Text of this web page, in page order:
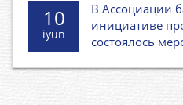
10
iyun
В Ассоциации
инициативе
состоялось